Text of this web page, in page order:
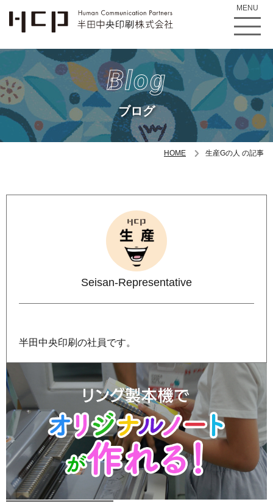
MENU
Blog
ブログ
HOME 生産Gの人 の記事
Seisan-Representative
半田中央印刷の社員です。